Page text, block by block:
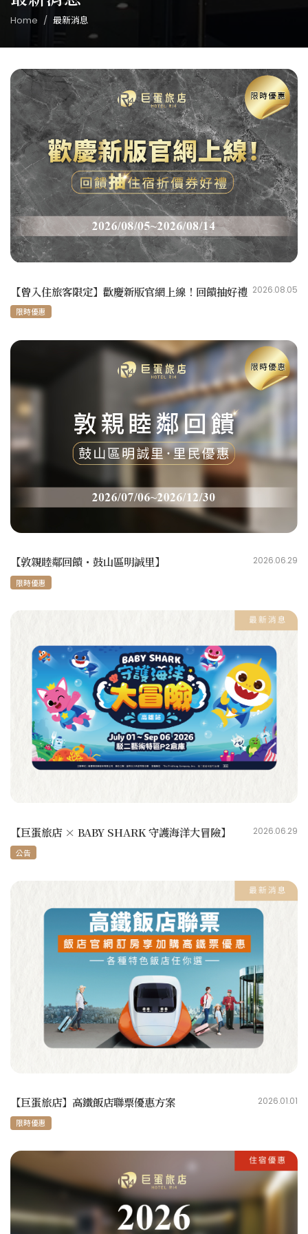
Home 最新消息
【曾入住旅客限定】歡慶新版官網上線！回饋抽好禮 2026.08.05
限時優惠
【敦親睦鄰回饋・鼓山區明誠里】 2026.06.29
限時優惠
【巨蛋旅店 × BABY SHARK 守護海洋大冒險】 2026.06.29
公告
【巨蛋旅店】高鐵飯店聯票優惠方案 2026.01.01
限時優惠